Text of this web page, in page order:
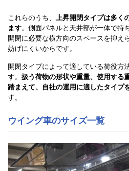
これらのうち、
上昇開閉タイプは多く
ます。側面パネルと天井部が一体で持
開閉に必要な横方向のスペースを抑え
妨げにくいからです。
開閉タイプによって適している荷役方
す。 扱う荷物の形状や重量、使用する
踏まえて、自社の運用に適したタイプ
す。
ウイング車のサイズ一覧